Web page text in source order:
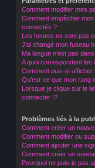
Comment modifier mes
Comment empêcher
connectés ?
Les heures ne sont pas
J’ai changé mon fuseau
Ma langue n’est pas
A quoi correspondent les
Comment puis-je afficher
Qu’est-ce que mon rang
Lorsque je clique sur le
connecter !?
Problèmes liés à la
Comment créer un
Comment modifier ou
Comment ajouter une
Comment créer un
Pourquoi ne puis-je pas